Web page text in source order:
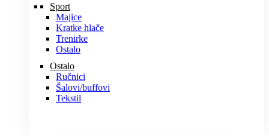
Sport
Majice
Kratke hlače
Trenirke
Ostalo
Ostalo
Ručnici
Šalovi/buffovi
Tekstil